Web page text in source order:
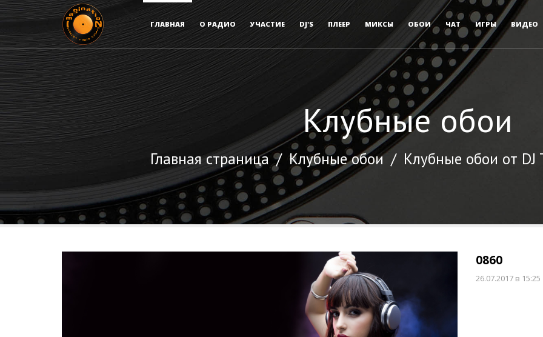
ГЛАВНАЯ О РАДИО УЧАСТИЕ DJ'S ПЛЕЕР МИКСЫ ОБОИ ЧАТ ИГРЫ ВИДЕО
Клубные обои
Главная страница / Клубные обои / Клубные обои от DJ
0860
26.07.2017в 15:25